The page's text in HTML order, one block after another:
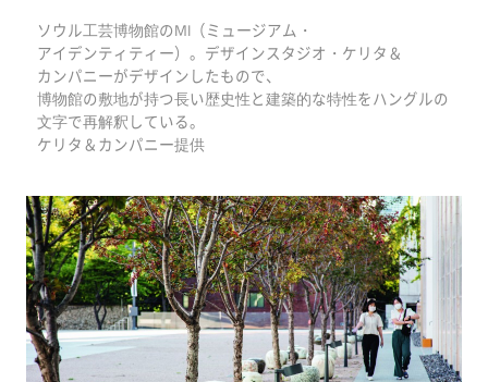
ソウル工芸博物館のMI（ミュージアム・
アイデンティティー）。デザインスタジオ・ケリタ＆
カンパニーがデザインしたもので、
博物館の敷地が持つ長い歴史性と建築的な特性をハングルの
文字で再解釈している。
ケリタ＆カンパニー提供